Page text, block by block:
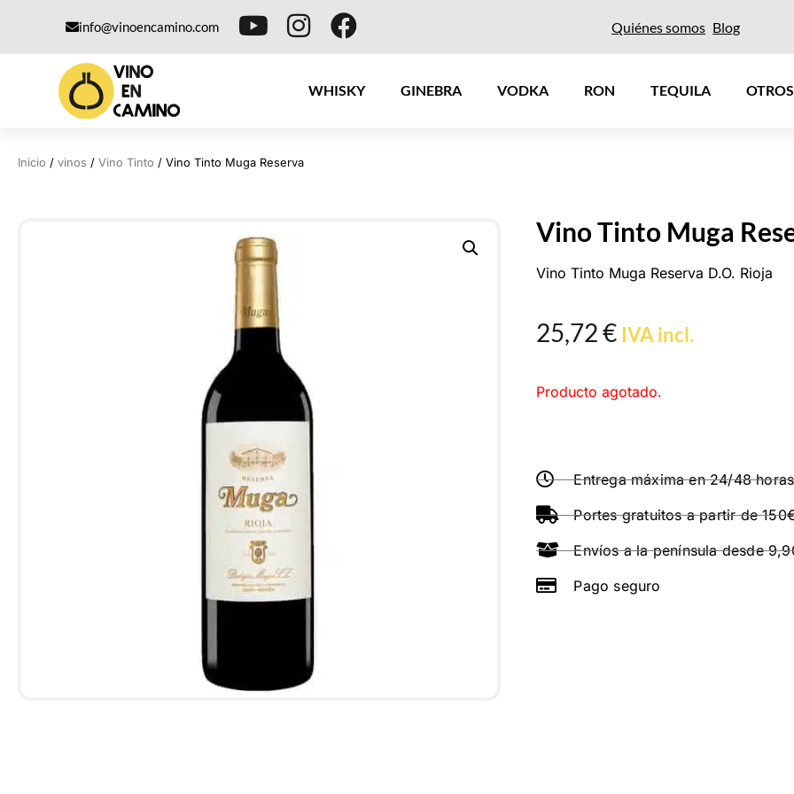
info@vinoencamino.com Quiénes somos Blog
WHISKY GINEBRA VODKA RON TEQUILA
Inicio / vinos / Vino Tinto / Vino Tinto Muga Reserva
Vino Tinto Muga
Vino Tinto Muga Reserva D.O. Rioja
25,72€ IVA incl.
Producto agotado.
Entrega máxima en 24/48 horas
Portes gratuitos a partir de
Envíos a la península desde
Pago seguro